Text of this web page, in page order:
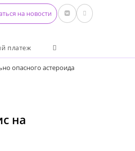
на новости
платеж Переключить поиск по
опасного астероида
на